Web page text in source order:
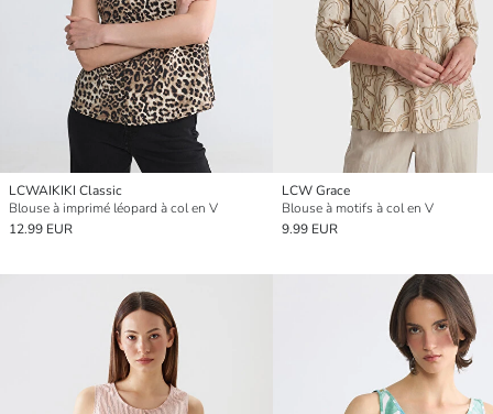
LCWAIKIKI Classic
Blouse à imprimé léopard à col en V
12.99 EUR
LCW Grace
Blouse à motifs à col en V
9.99 EUR